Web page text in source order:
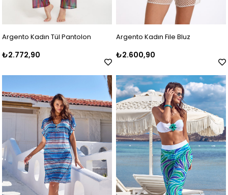
Argento Kadın Tül Pantolon
₺2.772,90
Argento Kadın File Bluz
₺2.600,90